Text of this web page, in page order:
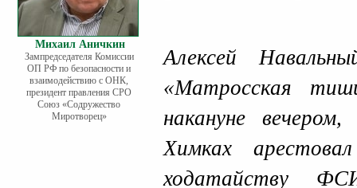
Михаил Аничкин
Зампредседателя Комиссии
ОП РФ по безопасности и
взаимодействию с ОНК,
президент правления СРО
Союз «Содружество
Миротворец»
Алексей
«Матросская
накануне
Химках
ходатайству